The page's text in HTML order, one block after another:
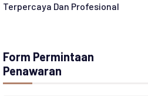
Terpercaya Dan Profesional
Form Permintaan
Penawaran